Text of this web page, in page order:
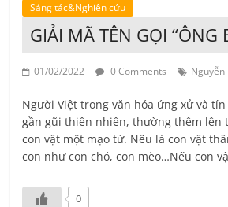
Sáng tác&Nghiên cứu
GIẢI MÃ TÊN GỌI “ÔNG
01/02/2022 0 Comments Nguyễn
Người Việt trong văn hóa ứng xử và
gần gũi thiên nhiên, thường thêm lên
con vật một mạo từ. Nếu là con vật
con như con chó, con mèo…Nếu con
0